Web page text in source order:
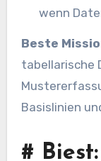
wenn
Beste
tabellarische
Basislinien
#